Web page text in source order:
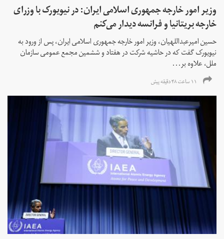
وزیر امور خارجه جمهوری اسلامی ایران: در نیویورک با وزرای
خارجه بریتانیا و فرانسه دیدار می‌کنم
حسین امیرعبداللهیان، وزیر امور خارجه جمهوری اسلامی ایران، پس از ورود به
نیویورک گفت که در حاشیه شرکت در هفتاد و ششمین مجمع عمومی سازمان
ملل، علاوه بر...
۱۱ ساعت ۴۸ دقیقه پیش